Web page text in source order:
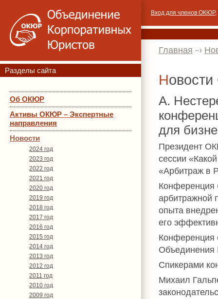
Разделы сайта
Об ОКЮР
Активы ОКЮР – Экспертные
направления
Новости
2024 год
2023 год
2022 год
2021 год
2020 год
2019 год
2018 год
2017 год
2016 год
2015 год
2014 год
2013 год
2012 год
2011 год
2010 год
2009 год
Вход для членов ОКЮР,
Главная
А.
для
Президент
сессии
«Арбитраж в
Конференция
арбитражной
опыта
его
Конференция
Объединения
Спикерами
Михаил